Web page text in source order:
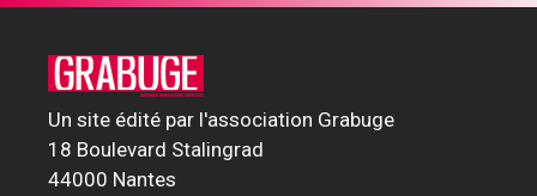
Un site édité par l'association Grabuge
18 Boulevard Stalingrad
44000 Nantes